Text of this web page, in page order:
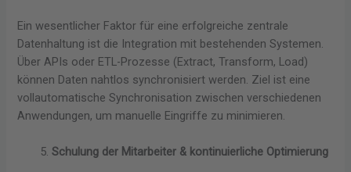
Ein wesentlicher Faktor für eine erfolgreiche zentrale
Datenhaltung ist die Integration mit bestehenden Systemen.
Über APIs oder ETL-Prozesse (Extract, Transform, Load)
können Daten nahtlos synchronisiert werden. Ziel ist eine
vollautomatische Synchronisation zwischen verschiedenen
Anwendungen, um manuelle Eingriffe zu minimieren.
Schulung der Mitarbeiter & kontinuierliche Optimierung